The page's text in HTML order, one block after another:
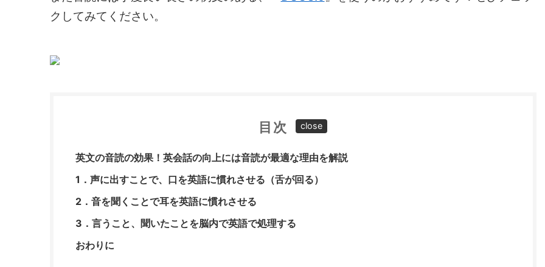
クしてみてください。
目次
英文の音読の効果！英会話の向上には音読が最適な理由を解説
1．声に出すことで、口を英語に慣れさせる（舌が回る）
2．音を聞くことで耳を英語に慣れさせる
3．言うこと、聞いたことを 脳内で英語で処理する
おわりに